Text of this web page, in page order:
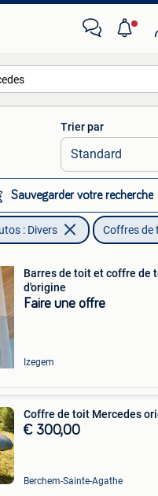
Toutes les distances…
Trier par
Sauvegarder votre recherche
: Divers Coffres de
Barres de toit et coffre de
d'origine
Faire une offre
Izegem
Coffre de toit Mercedes
€ 300,00
Berchem-Sainte-Agathe